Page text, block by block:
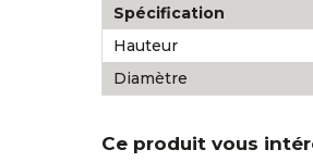
Spécification
Hauteur
Diamètre
Ce produit vous